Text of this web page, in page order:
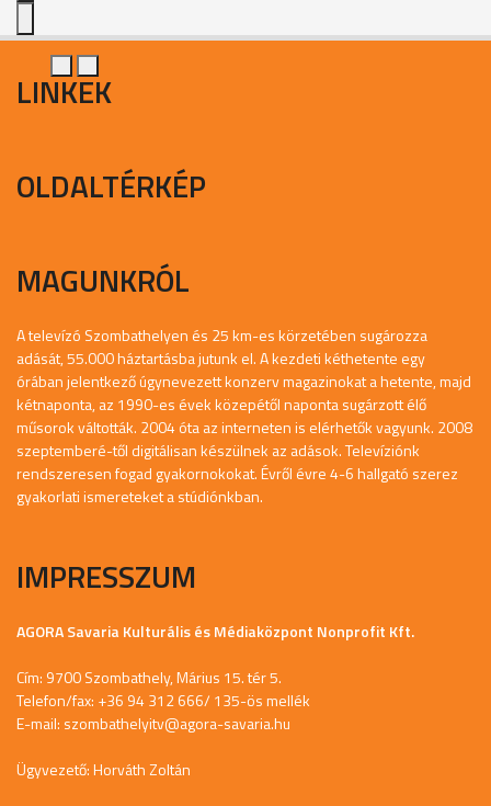
LINKEK
OLDALTÉRKÉP
MAGUNKRÓL
A televízó Szombathelyen és 25 km-es körzetében sugározza
adását, 55.000 háztartásba jutunk el. A kezdeti kéthetente egy
órában jelentkező úgynevezett konzerv magazinokat a hetente, majd
kétnaponta, az 1990-es évek közepétől naponta sugárzott élő
műsorok váltották. 2004 óta az interneten is elérhetők vagyunk. 2008
szeptemberé-től digitálisan készülnek az adások. Televíziónk
rendszeresen fogad gyakornokokat. Évről évre 4-6 hallgató szerez
gyakorlati ismereteket a stúdiónkban.
IMPRESSZUM
AGORA Savaria Kulturális és Médiaközpont Nonprofit Kft.
Cím: 9700 Szombathely, Márius 15. tér 5.
Telefon/fax: +36 94 312 666/ 135-ös mellék
E-mail: szombathelyitv@agora-savaria.hu
Ügyvezető: Horváth Zoltán